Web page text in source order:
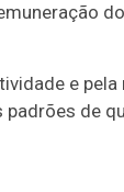
e
de